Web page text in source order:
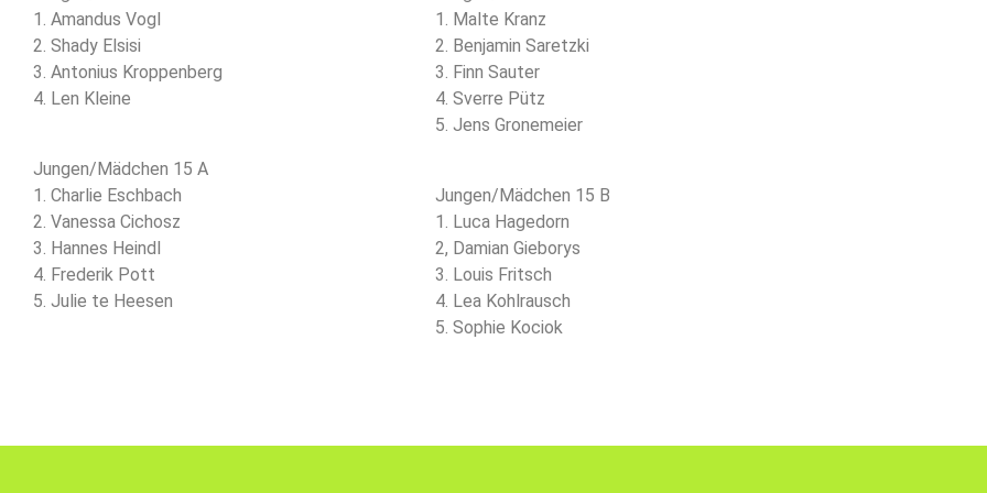
1. Amandus Vogl
2. Shady Elsisi
3. Antonius Kroppenberg
4. Len Kleine
Jungen/Mädchen 15 A
1. Charlie Eschbach
2. Vanessa Cichosz
3. Hannes Heindl
4. Frederik Pott
5. Julie te Heesen
1. Malte Kranz
2. Benjamin Saretzki
3. Finn Sauter
4. Sverre Pütz
5. Jens Gronemeier
Jungen/Mädchen 15 B
1. Luca Hagedorn
2, Damian Gieborys
3. Louis Fritsch
4. Lea Kohlrausch
5. Sophie Kociok